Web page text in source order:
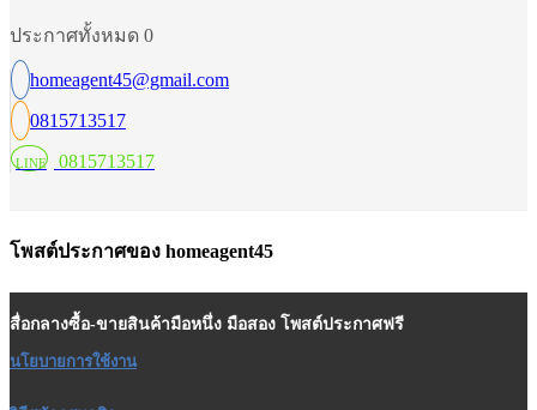
ประกาศทั้งหมด 0
homeagent45@gmail.com
0815713517
LINE 0815713517
โพสต์ประกาศของ homeagent45
สื่อกลางซื้อ-ขายสินค้ามือหนึ่ง มือสอง โพสต์ประกาศฟรี
นโยบายการใช้งาน